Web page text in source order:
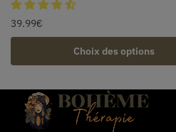
39.99€
Choix des options